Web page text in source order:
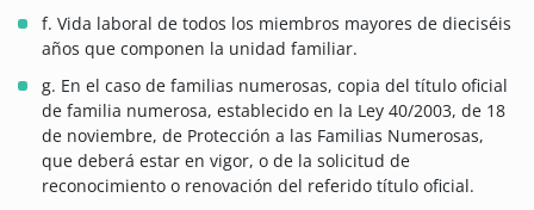
f. Vida laboral de todos los miembros mayores de dieciséis
años que componen la unidad familiar.
g. En el caso de familias numerosas, copia del título oficial
de familia numerosa, establecido en la Ley 40/2003, de 18
de noviembre, de Protección a las Familias Numerosas,
que deberá estar en vigor, o de la solicitud de
reconocimiento o renovación del referido título oficial.